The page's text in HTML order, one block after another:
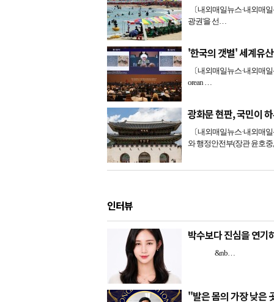
〔내외매일뉴스·내외매
광권'을 선…
'한국의 갯벌' 세계유
〔내외매일뉴스·내외매
orean …
광화문 현판, 국민이
〔내외매일뉴스·내외매
와 행정안전부(장관 윤호
인터뷰
박수보다 진심을 연
&nb…
"발은 몸의 가장 낮은